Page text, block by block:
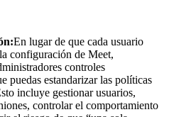
En lugar de que cada usuario
configuración de Meet,
controles
puedas estandarizar las políticas
incluye gestionar usuarios,
controlar el comportamiento